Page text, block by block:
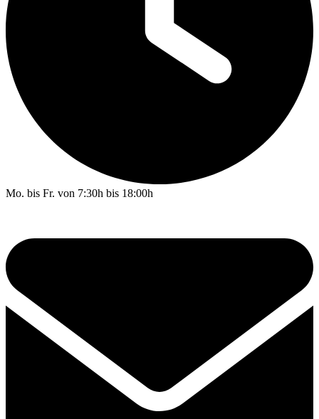
Mo. bis Fr. von 7:30h bis 18:00h